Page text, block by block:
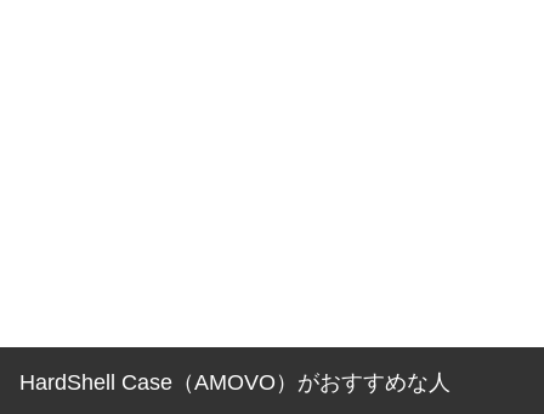
HardShell Case（AMOVO）がおすすめな人